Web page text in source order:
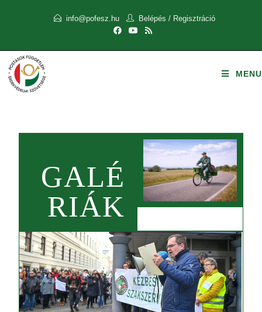
info@pofesz.hu Belépés / Regisztráció
MENU
GALÉ
RIÁK